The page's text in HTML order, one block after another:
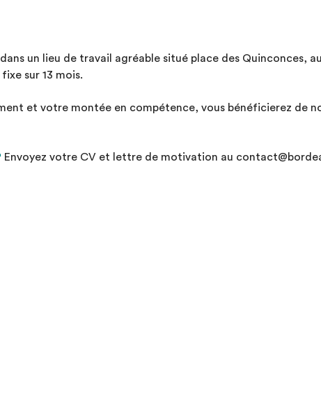
un lieu de travail agréable situé place des Quinconces,
sur 13 mois.
et votre montée en compétence, vous bénéficierez de
Envoyez votre CV et lettre de motivation au